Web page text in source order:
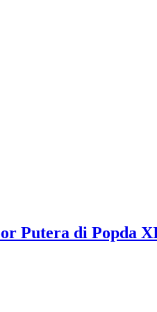
Putera di Popda